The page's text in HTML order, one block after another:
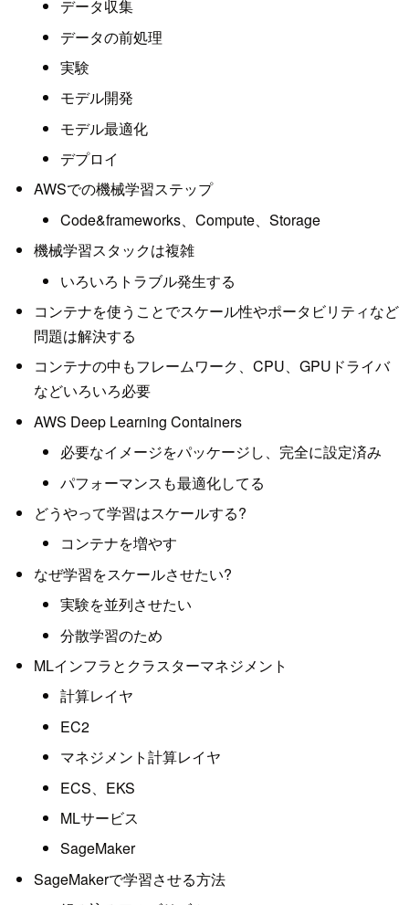
データ収集
データの前処理
実験
モデル開発
モデル最適化
デプロイ
AWSでの機械学習ステップ
Code&frameworks、Compute、Storage
機械学習スタックは複雑
いろいろトラブル発生する
コンテナを使うことでスケール性やポータビリティなど
問題は解決する
コンテナの中もフレームワーク、CPU、GPUドライバ
などいろいろ必要
AWS Deep Learning Containers
必要なイメージをパッケージし、完全に設定済み
パフォーマンスも最適化してる
どうやって学習はスケールする?
コンテナを増やす
なぜ学習をスケールさせたい?
実験を並列させたい
分散学習のため
MLインフラとクラスターマネジメント
計算レイヤ
EC2
マネジメント計算レイヤ
ECS、EKS
MLサービス
SageMaker
SageMakerで学習させる方法